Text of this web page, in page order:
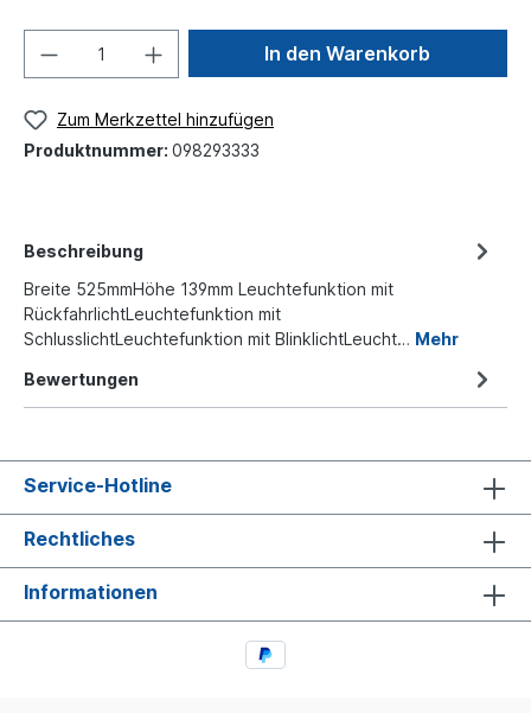
In den Warenkorb
Zum Merkzettel hinzufügen
Produktnummer: 098293333
Beschreibung
Breite 525mmHöhe 139mm Leuchtefunktion mit
RückfahrlichtLeuchtefunktion mit
SchlusslichtLeuchtefunktion mit BlinklichtLeucht… Mehr
Bewertungen
Service-Hotline
Rechtliches
Informationen